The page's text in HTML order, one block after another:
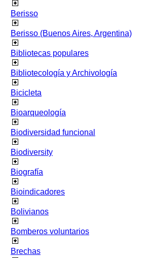
Berisso
Berisso (Buenos Aires, Argentina)
Bibliotecas populares
Bibliotecología y Archivología
Bicicleta
Bioarqueología
Biodiversidad funcional
Biodiversity
Biografía
Bioindicadores
Bolivianos
Bomberos voluntarios
Brechas